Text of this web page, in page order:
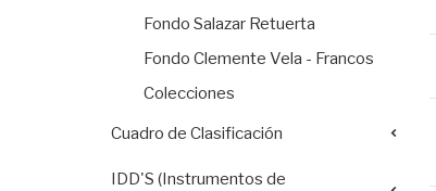
Fondo Salazar Retuerta
Fondo Clemente Vela - Francos
Colecciones
Cuadro de Clasificación
IDD'S (Instrumentos de